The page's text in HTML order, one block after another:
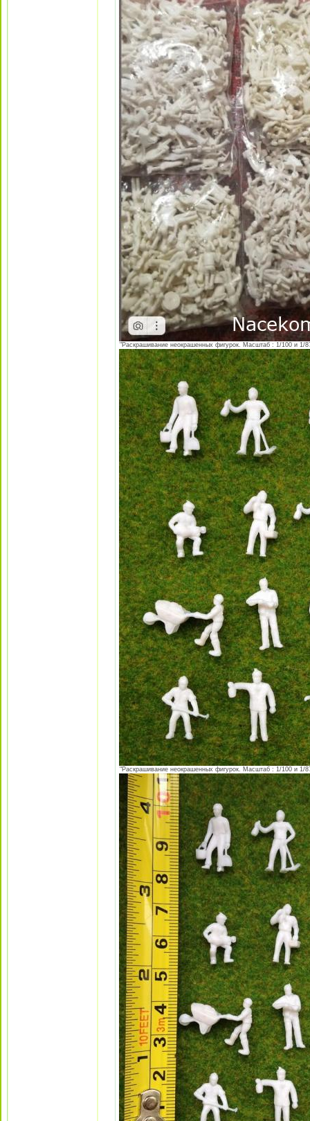
"Раскрашивание неокрашенных фигурок. Масштаб : 1/100 и 1/
"Раскрашивание неокрашенных фигурок. Масштаб : 1/100 и 1/